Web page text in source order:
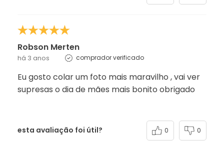
Robson Merten
há 3 anos comprador verificado
Eu gosto colar um foto mais maravilho , vai ver
supresas o dia de mães mais bonito obrigado
esta avaliação foi útil? 0 0